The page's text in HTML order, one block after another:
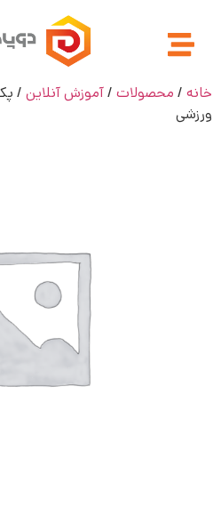
خانه / محصولات /آموزش آنلاین /
ورزشی